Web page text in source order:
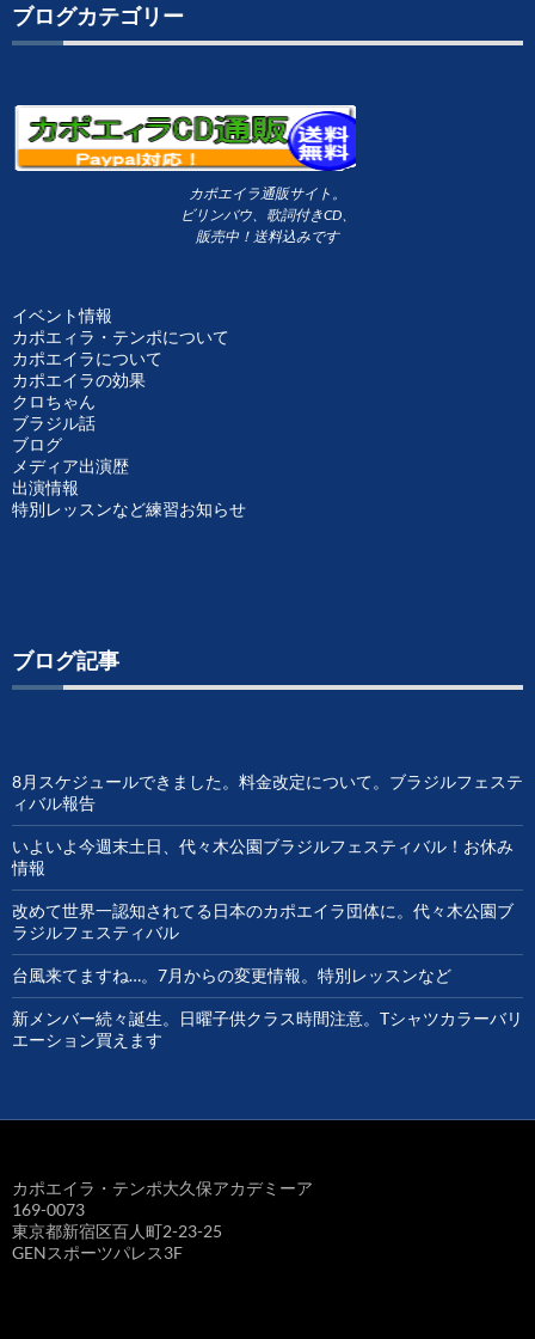
ブログカテゴリー
カポエイラ通販サイト。
ビリンバウ、歌詞付きCD、
販売中！送料込みです
イベント情報
カポエィラ・テンポについて
カポエイラについて
カポエイラの効果
クロちゃん
ブラジル話
ブログ
メディア出演歴
出演情報
特別レッスンなど練習お知らせ
ブログ記事
8月スケジュールできました。料金改定について。ブラジルフェステ
ィバル報告
いよいよ今週末土日、代々木公園ブラジルフェスティバル！お休み
情報
改めて世界一認知されてる日本のカポエイラ団体に。代々木公園ブ
ラジルフェスティバル
台風来てますね…。7月からの変更情報。特別レッスンなど
新メンバー続々誕生。日曜子供クラス時間注意。Tシャツカラーバリ
エーション買えます
カポエイラ・テンポ大久保アカデミーア
169-0073
東京都新宿区百人町2-23-25
GENスポーツパレス3F